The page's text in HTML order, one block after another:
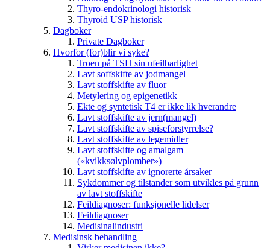
Thyro-endokrinologi historisk
Thyroid USP historisk
Dagboker
Private Dagboker
Hvorfor (for)blir vi syke?
Troen på TSH sin ufeilbarlighet
Lavt soffskifte av jodmangel
Lavt stoffskifte av fluor
Metylering og epigenetikk
Ekte og syntetisk T4 er ikke lik hverandre
Lavt stoffskifte av jern(mangel)
Lavt stoffskifte av spiseforstyrrelse?
Lavt stoffskifte av legemidler
Lavt stoffskifte og amalgam
(«kvikksølvplomber»)
Lavt stoffskifte av ignorerte årsaker
Sykdommer og tilstander som utvikles på grunn
av lavt stoffskifte
Feildiagnoser: funksjonelle lidelser
Feildiagnoser
Medisinalindustri
Medisinsk behandling